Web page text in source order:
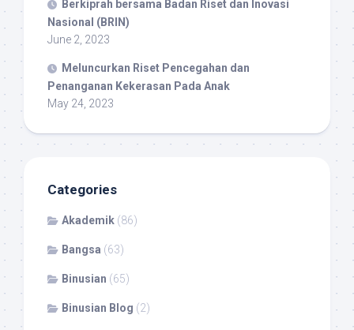
Berkiprah bersama Badan Riset dan Inovasi
Nasional (BRIN)
June 2, 2023
Meluncurkan Riset Pencegahan dan
Penanganan Kekerasan Pada Anak
May 24, 2023
Categories
Akademik (86)
Bangsa (63)
Binusian (65)
Binusian Blog (2)